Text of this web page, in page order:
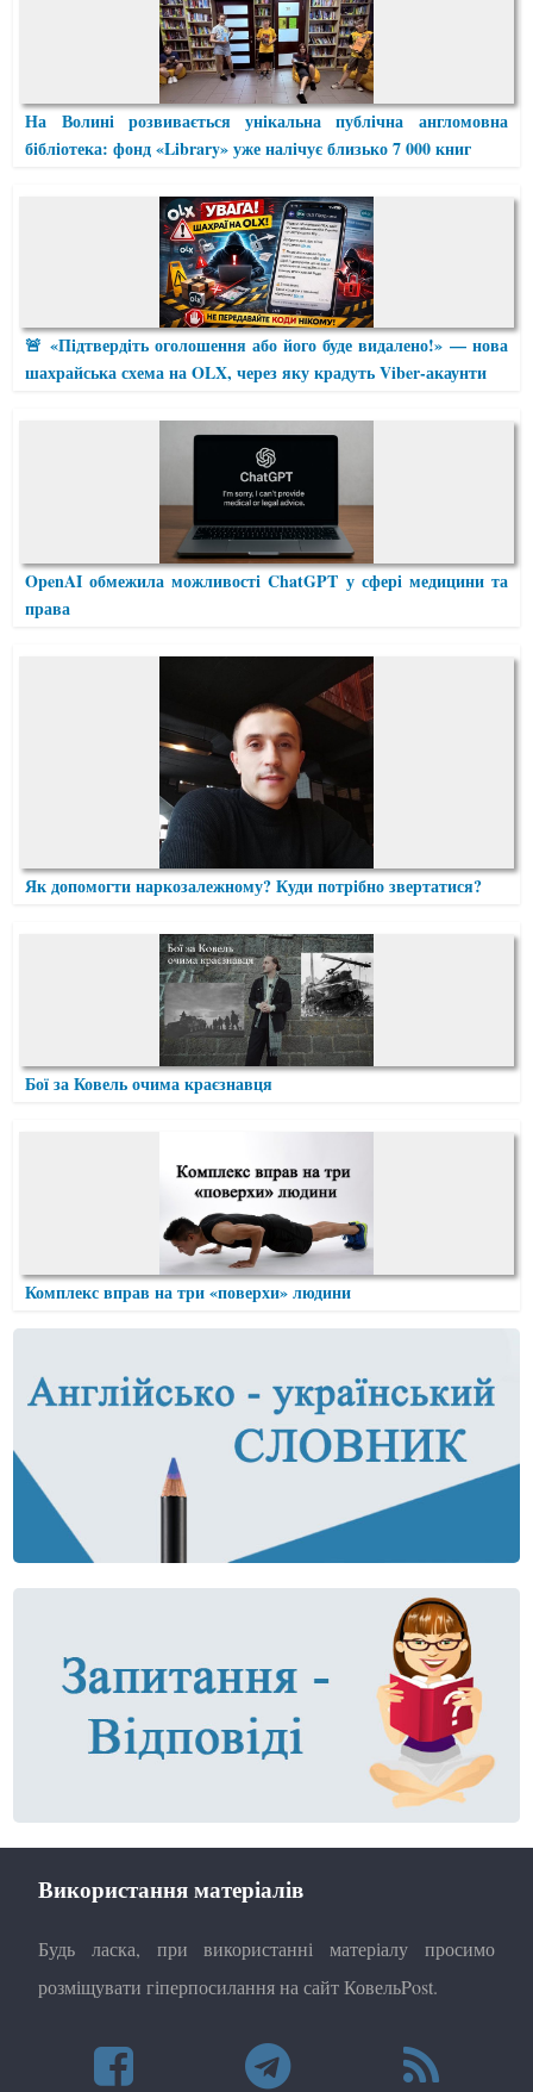
На Волині розвивається унікальна публічна англомовна
бібліотека: фонд «Library» уже налічує близько 7 000 книг
🚨 «Підтвердіть оголошення або його буде видалено!» — нова
шахрайська схема на OLX, через яку крадуть Viber-акаунти
OpenAI обмежила можливості ChatGPT у сфері медицини та
права
Як допомогти наркозалежному? Куди потрібно звертатися?
Бої за Ковель очима краєзнавця
Комплекс вправ на три «поверхи» людини
Використання матеріалів
Будь ласка, при використанні матеріалу просимо
розміщувати гіперпосилання на сайт КовельPost.